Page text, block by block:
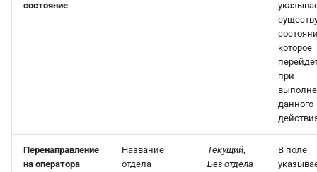
состояние
которое
при
данного
Перенаправление
на оператора
Название
отдела
Текущий,
Без отдела
В поле